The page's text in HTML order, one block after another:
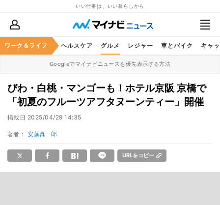
いい仕事は、いい暮らしから
ワーク＆ライフ
マネー 暮らし ヘルスケア グルメ レジャー 車とバイク キャ
Googleでマイナビニュースを優先表示する方法
びわ・白桃・マンゴーも！ホテル京阪 京橋で
「初夏のフルーツアフタヌーンティー」開催
掲載日 2025/04/29 14:35
著者： 安藤真一郎
URLをコピー